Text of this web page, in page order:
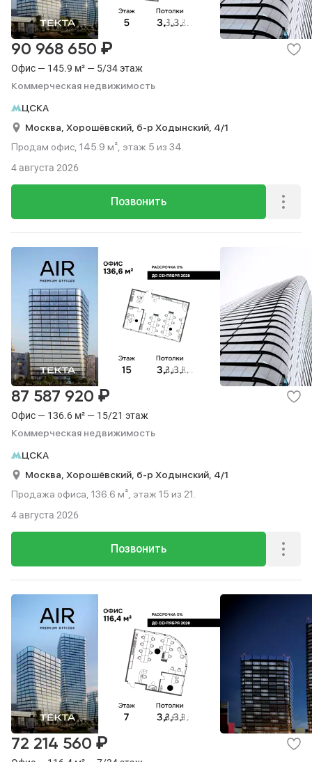
Офис — 145.9 м² — 5/34 этаж
Коммерческая недвижимость
90 968 650 ₽
ЦСКА
Москва, Хорошёвский, б-р Ходынский, 4/1
Продам офис, 145.9 м², этаж 5 из 34.
Позвонить
4 августа 2026
Офис — 136.6 м² — 15/21 этаж
Коммерческая недвижимость
87 587 920 ₽
ЦСКА
Москва, Хорошёвский, б-р Ходынский, 4/1
Продажа офиса, 136.6 м², этаж 15 из 21.
Позвонить
4 августа 2026
72 214 560 ₽